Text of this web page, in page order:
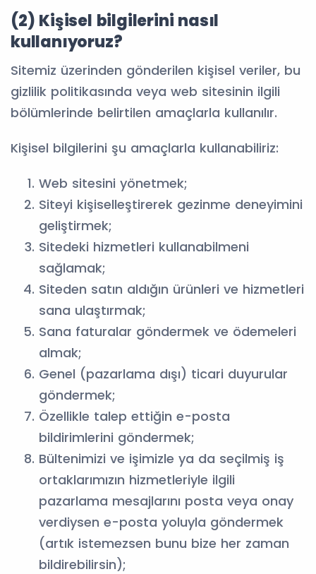
(2) Kişisel bilgilerini nasıl
kullanıyoruz?
Sitemiz üzerinden gönderilen kişisel veriler, bu
gizlilik politikasında veya web sitesinin ilgili
bölümlerinde belirtilen amaçlarla kullanılır.
Kişisel bilgilerini şu amaçlarla kullanabiliriz:
Web sitesini yönetmek;
Siteyi kişiselleştirerek gezinme deneyimini
geliştirmek;
Sitedeki hizmetleri kullanabilmeni
sağlamak;
Siteden satın aldığın ürünleri ve hizmetleri
sana ulaştırmak;
Sana faturalar göndermek ve ödemeleri
almak;
Genel (pazarlama dışı) ticari duyurular
göndermek;
Özellikle talep ettiğin e-posta
bildirimlerini göndermek;
Bültenimizi ve işimizle ya da seçilmiş iş
ortaklarımızın hizmetleriyle ilgili
pazarlama mesajlarını posta veya onay
verdiysen e-posta yoluyla göndermek
(artık istemezsen bunu bize her zaman
bildirebilirsin);